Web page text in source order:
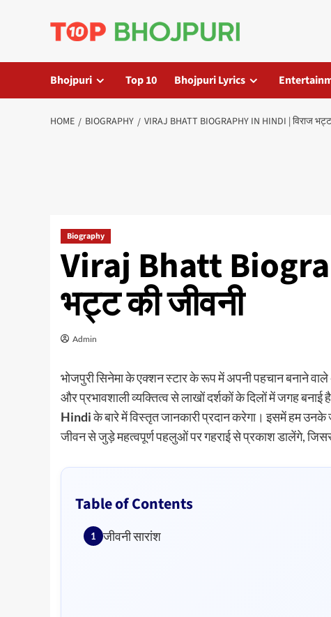
Bhojpuri Top 10 Bhojpuri Lyrics
HOME BIOGRAPHY VIRAJ BHATT BIOGRAPHY IN HINDI | विराज
Biography
Viraj Bhatt
भट्ट की जीवनी
Admin
भोजपुरी सिनेमा के एक्शन स्टार के रूप में अपनी पहचान बनाने वाले
और प्रभावशाली व्यक्तित्व से लाखों दर्शकों के दिलों में जगह
Hindiके बारे में विस्तृत जानकारी प्रदान करेगा। इसमें हम
जीवन से जुड़े महत्वपूर्ण पहलुओं पर गहराई से प्रकाश डालेंगे,
Table of Contents
जीवनी सारांश